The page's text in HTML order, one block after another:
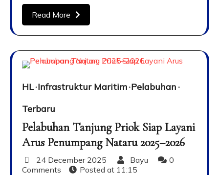
Read More
HL Infrastruktur Maritim Pelabuhan
Terbaru
Pelabuhan Tanjung Priok Siap Layani
Arus Penumpang Nataru 2025–2026
24 December 2025 Bayu
0
Comments
Posted at 11:15